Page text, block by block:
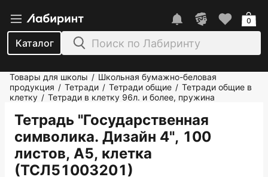
Каталог
0
Товары для школы / Школьная бумажно-беловая
продукция / Тетради / Тетради общие / Тетради общие в
клетку / Тетради в клетку 96л. и более, пружина
Тетрадь "Государственная
символика. Дизайн 4", 100
листов, А5, клетка
(ТСЛ51003201)